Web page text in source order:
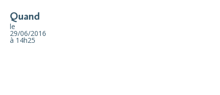
Quand
le
29/06/2016
à 14h25